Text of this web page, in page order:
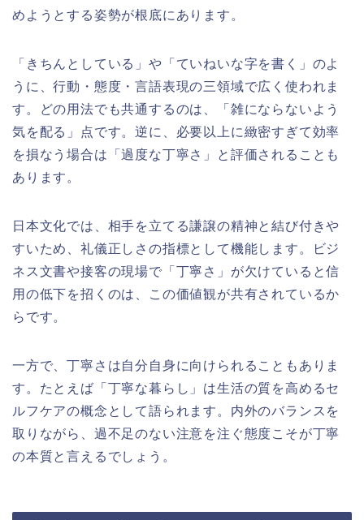
めようとする姿勢が根底にあります。
「きちんとしている」や「ていねいな字を書く」のよ
うに、行動・態度・言語表現の三領域で広く使われま
す。どの用法でも共通するのは、「雑にならないよう
気を配る」点です。逆に、必要以上に緻密すぎて効率
を損なう場合は「過度な丁寧さ」と評価されることも
あります。
日本文化では、相手を立てる謙譲の精神と結び付きや
すいため、礼儀正しさの指標として機能します。ビジ
ネス文書や接客の現場で「丁寧さ」が欠けていると信
用の低下を招くのは、この価値観が共有されているか
らです。
一方で、丁寧さは自分自身に向けられることもありま
す。たとえば「丁寧な暮らし」は生活の質を高めるセ
ルフケアの概念として語られます。内外のバランスを
取りながら、過不足のない注意を注ぐ態度こそが丁寧
の本質と言えるでしょう。